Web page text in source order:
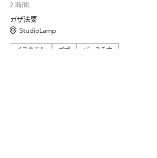
2 時間
ガザ法要
StudioLamp
イスラエル ガザ パレスチナ